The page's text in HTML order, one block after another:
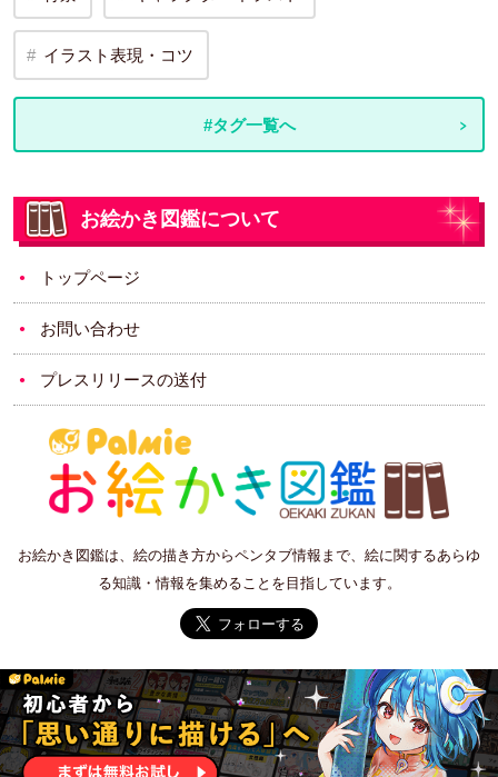
イラスト表現・コツ
#タグ一覧へ
お絵かき図鑑について
トップページ
お問い合わせ
プレスリリースの送付
お絵かき図鑑は、絵の描き方からペンタブ情報まで、絵に関するあらゆ
る知識・情報を集めることを目指しています。